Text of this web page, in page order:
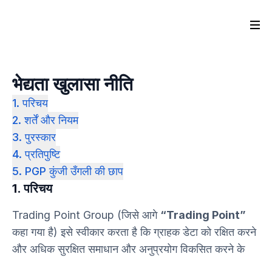
भेद्यता खुलासा नीति
1. परिचय
2. शर्तें और नियम
3. पुरस्कार
4. प्रतिपुष्टि
5. PGP कुंजी उँगली की छाप
1. परिचय
Trading Point Group (जिसे आगे “Trading Point”
कहा गया है) इसे स्वीकार करता है कि ग्राहक डेटा को रक्षित करने
और अधिक सुरक्षित समाधान और अनुप्रयोग विकसित करने के